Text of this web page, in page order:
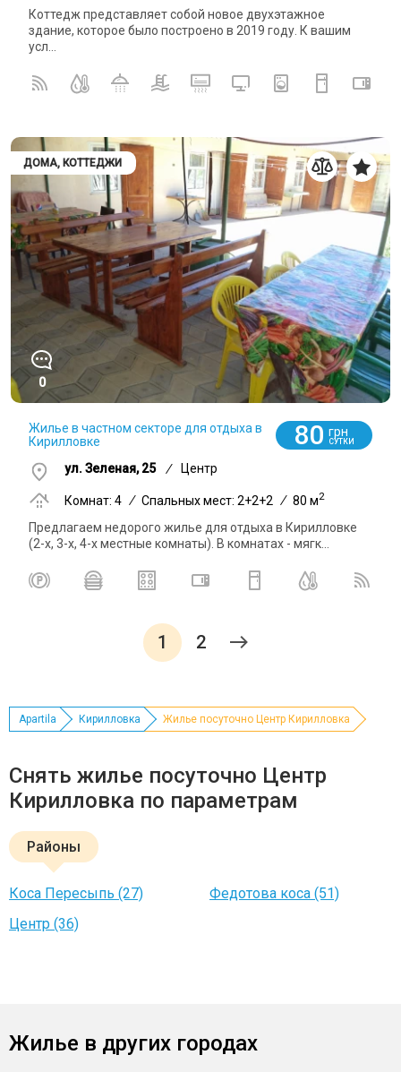
Коттедж представляет собой новое двухэтажное
здание, которое было построено в 2019 году. К вашим
усл...
ДОМА, КОТТЕДЖИ
0
Жилье в частном секторе для отдыха в
Кирилловке
80 грн
СУТКИ
ул. Зеленая, 25 / Центр
Комнат: 4 / Спальных мест: 2+2+2 / 80 м2
Предлагаем недорого жилье для отдыха в Кирилловке
(2-х, 3-х, 4-х местные комнаты). В комнатах - мягк...
1 2
Apartila Кирилловка Жилье посуточно Центр Кирилловка
Снять жилье посуточно Центр
Кирилловка по параметрам
Районы
Коса Пересыпь (27)
Федотова коса (51)
Центр (36)
Жилье в других городах